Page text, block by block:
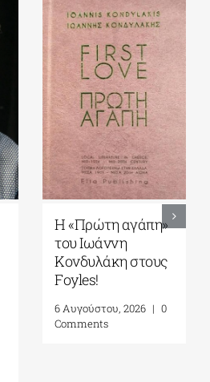
Η «Πρώτη αγάπη»
του Ιωάννη
Κονδυλάκη στους
Foyles!
6 Αυγούστου, 2026 | 0
Comments